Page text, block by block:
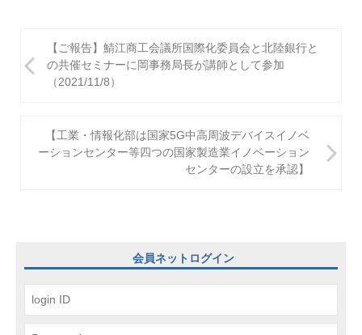
稿
【ご報告】鯖江商工会議所国際化委員会と北陸銀行と
の共催セミナーに岡事務局長が講師として参加
（2021/11/8）
【工業・情報化部は国家5G中高周波デバイスイノベ
ーションセンター等四つの国家製造業イノベーション
センターの設立を承認】
会員ネットログイン